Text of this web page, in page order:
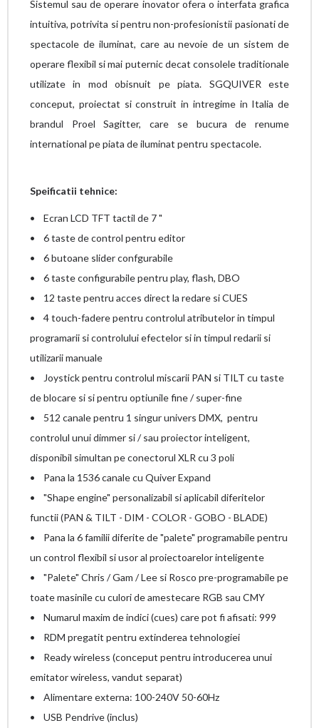
Sistemul sau de operare inovator ofera o interfata grafica
intuitiva, potrivita si pentru non-profesionistii pasionati de
spectacole de iluminat, care au nevoie de un sistem de
operare flexibil si mai puternic decat consolele traditionale
utilizate in mod obisnuit pe piata. SGQUIVER este
conceput, proiectat si construit in intregime in Italia de
brandul Proel Sagitter, care se bucura de renume
international pe piata de iluminat pentru spectacole.
Speificatii tehnice:
• Ecran LCD TFT tactil de 7 "
• 6 taste de control pentru editor
• 6 butoane slider confgurabile
• 6 taste configurabile pentru play, flash, DBO
• 12 taste pentru acces direct la redare si CUES
• 4 touch-fadere pentru controlul atributelor in timpul
programarii si controlului efectelor si in timpul redarii si
utilizarii manuale
• Joystick pentru controlul miscarii PAN si TILT cu taste
de blocare si si pentru optiunile fine / super-fine
• 512 canale pentru 1 singur univers DMX, pentru
controlul unui dimmer si / sau proiector inteligent,
disponibil simultan pe conectorul XLR cu 3 poli
• Pana la 1536 canale cu Quiver Expand
• "Shape engine" personalizabil si aplicabil diferitelor
functii (PAN & TILT - DIM - COLOR - GOBO - BLADE)
• Pana la 6 familii diferite de "palete" programabile pentru
un control flexibil si usor al proiectoarelor inteligente
• "Palete" Chris / Gam / Lee si Rosco pre-programabile pe
toate masinile cu culori de amestecare RGB sau CMY
• Numarul maxim de indici (cues) care pot fi afisati: 999
• RDM pregatit pentru extinderea tehnologiei
• Ready wireless (conceput pentru introducerea unui
emitator wireless, vandut separat)
• Alimentare externa: 100-240V 50-60Hz
• USB Pendrive (inclus)